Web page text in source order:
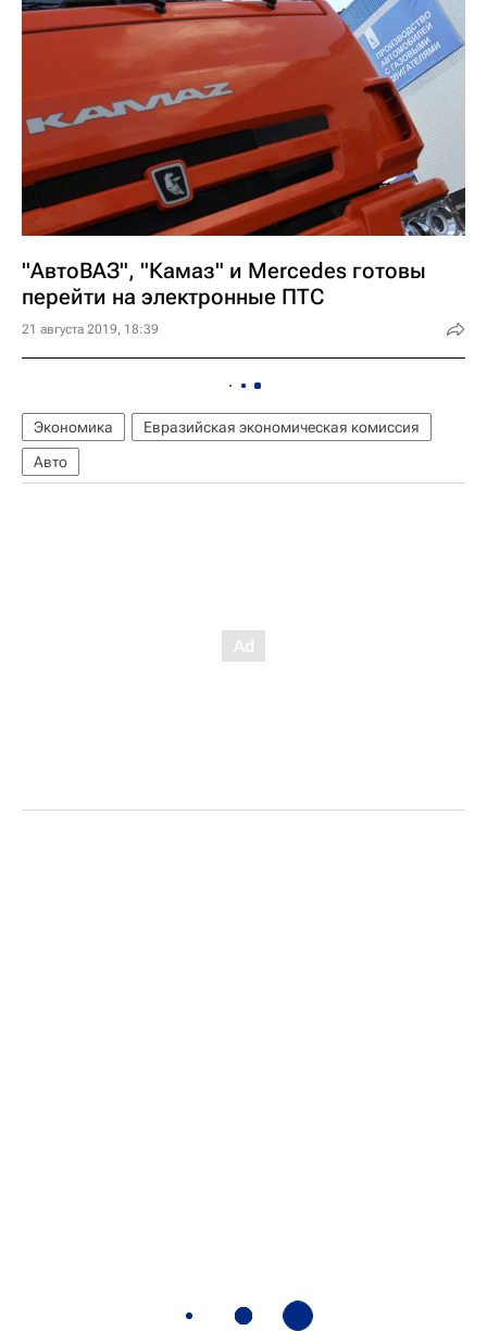
"АвтоВАЗ", "Камаз" и Mercedes готовы
перейти на электронные ПТС
21 августа 2019, 18:39
Экономика
Евразийская экономическая комиссия
Авто